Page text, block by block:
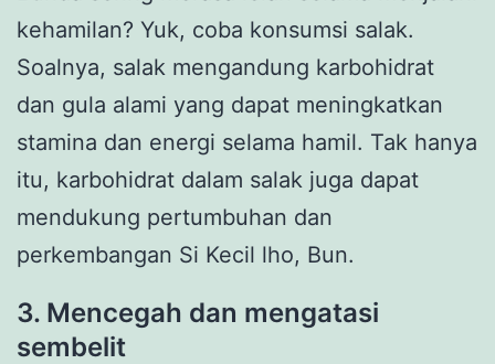
kehamilan? Yuk, coba konsumsi salak.
Soalnya, salak mengandung karbohidrat
dan gula alami yang dapat meningkatkan
stamina dan energi selama hamil. Tak hanya
itu, karbohidrat dalam salak juga dapat
mendukung pertumbuhan dan
perkembangan Si Kecil lho, Bun.
3. Mencegah dan mengatasi
sembelit